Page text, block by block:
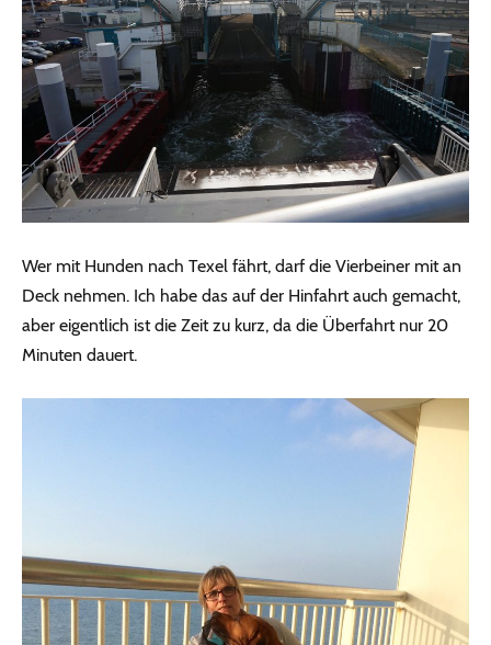
Wer mit Hunden nach Texel fährt, darf die Vierbeiner mit an
Deck nehmen. Ich habe das auf der Hinfahrt auch gemacht,
aber eigentlich ist die Zeit zu kurz, da die Überfahrt nur 20
Minuten dauert.